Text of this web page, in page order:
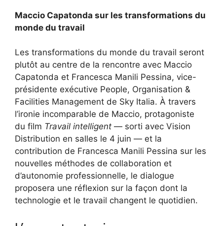
Maccio Capatonda sur les transformations du
monde du travail
Les transformations du monde du travail seront
plutôt au centre de la rencontre avec Maccio
Capatonda et Francesca Manili Pessina, vice-
présidente exécutive People, Organisation &
Facilities Management de Sky Italia. À travers
l’ironie incomparable de Maccio, protagoniste
du film Travail intelligent — sorti avec Vision
Distribution en salles le 4 juin — et la
contribution de Francesca Manili Pessina sur les
nouvelles méthodes de collaboration et
d’autonomie professionnelle, le dialogue
proposera une réflexion sur la façon dont la
technologie et le travail changent le quotidien.